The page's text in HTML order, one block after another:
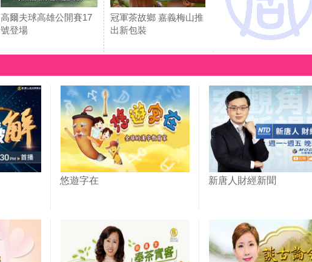
高爾夫球高雄公開賽17
號登場
冠軍茶故鄉 嘉義梅山推
出新包裝
科技注入美學 大田文創
美學中心成立
悠遊字在 新唐人財經新聞